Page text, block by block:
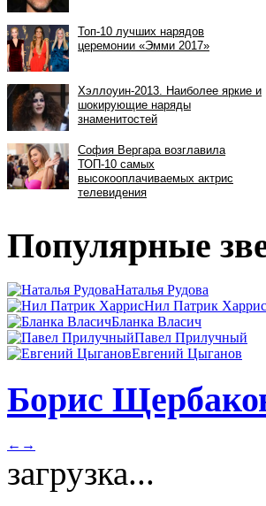
Популярные
Наталья Рудова
Нил Патрик Харрис
Бланка Власич
Павел Прилучный
Евгений Цыганов
Борис
← →
загрузка...